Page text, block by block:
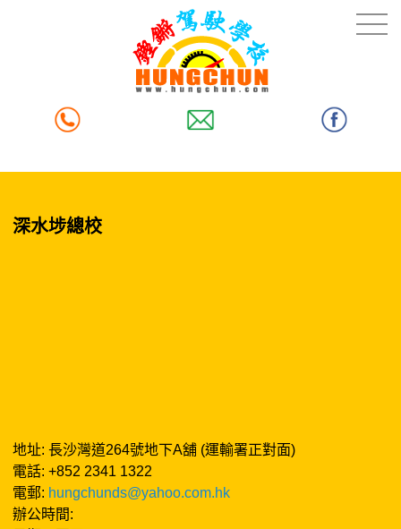
深水埗總校
地址: 長沙灣道264號地下A舖 (運輸署正對面)
電話: +852 2341 1322
電郵: hungchunds@yahoo.com.hk
辦公時間: